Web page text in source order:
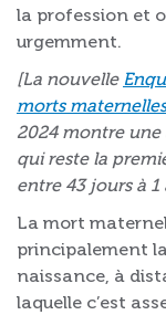
la profession et
urgemment.
[La nouvelle
morts
2024 montre
qui reste la
entre 43 jours à 1
La mort
principalement
naissance, à
laquelle c’est